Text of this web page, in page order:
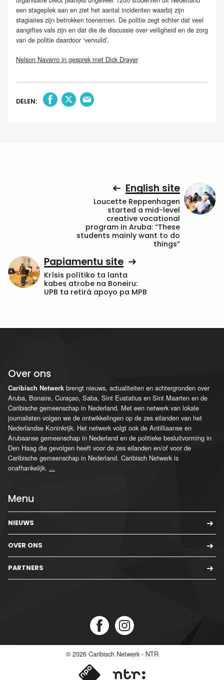
een stageplek aan en ziet het aantal incidenten waarbij zijn
stagiaires zijn betrokken toenemen. De politie zegt echter dat veel
aangiftes vals zijn en dat die de discussie over veiligheid en de zorg
van de politie daardoor ‘vervuild’.
Nelson Navarro in gesprek met Dick Drayer
DELEN:
English site
Loucette Reppenhagen
started a mid-level
creative vocational
program in Aruba: “These
students mainly want to do
things”
Papiamentu site
Krísis polítiko ta lanta
kabes atrobe na Boneiru:
UPB ta retirá apoyo pa MPB
Over ons
Caribisch Netwerk brengt nieuws, actualiteiten en achtergronden over
Aruba, Bonaire, Curaçao, Saba, Sint Eustatius en Sint Maarten en de
Caribische gemeenschap in Nederland. Met een netwerk van lokale
journalisten volgen we de ontwikkelingen op de zes eilanden van het
Nederlandse Koninkrijk. Het netwerk volgt ook de Antilliaanse en
Arubaanse gemeenschap in Nederland en de politieke besluitvorming in
Den Haag die gevolgen heeft voor de zes eilanden en/of voor de
Caribische gemeenschap in Nederland. Caribisch Netwerk is
onafhankelijk. ...
Menu
NIEUWS
OVER ONS
PARTNERS
© 2026 Caribisch Netwerk - NTR